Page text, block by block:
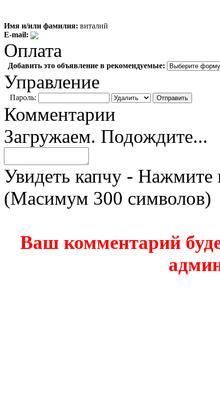
Имя и/или фамилия: виталий
E-mail:
Оплата
Добавить это объявление в рекомендуемые:
Управление
Пароль:
Комментарии
Загружаем. Подождите...
Увидеть капчу - Нажмите
(Масимум 300 символов)
Ваш комментарий